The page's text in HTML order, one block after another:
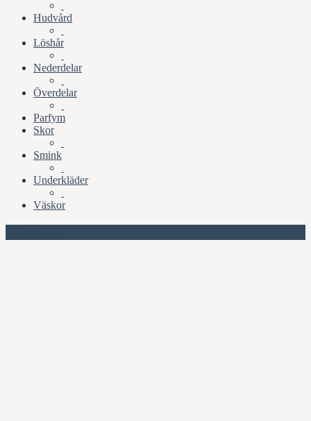
Hudvård
Löshår
Nederdelar
Överdelar
Parfym
Skor
Smink
Underkläder
Väskor